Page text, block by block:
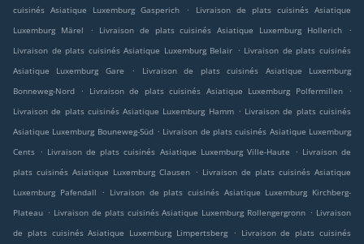
cuisinés Asiatique Luxemburg Gasperich
.
Livraison de plats cuisinés Asiatique
Luxemburg Märel
. Livraison de plats cuisinés Asiatique Luxemburg Hollerich
.
Livraison de plats cuisinés Asiatique Luxemburg Belair . Livraison de plats cuisinés
Asiatique Luxemburg Gare
.
Livraison de plats cuisinés Asiatique Luxemburg
Bonneweg-Nord
. Livraison de plats cuisinés Asiatique Luxemburg Polfermillen
.
Livraison de plats cuisinés Asiatique Luxemburg Hamm . Livraison de plats cuisinés
Asiatique Luxemburg Bouneweg-Süd . Livraison de plats cuisinés Asiatique Luxemburg
Cents . Livraison de plats cuisinés Asiatique Luxemburg Ville-Haute . Livraison de
plats cuisinés Asiatique Luxemburg Clausen . Livraison de plats cuisinés Asiatique
Luxemburg Pafendall
. Livraison de plats cuisinés Asiatique Luxemburg Kirchberg-
Plateau . Livraison de plats cuisinés Asiatique Luxemburg Rollengergronn . Livraison
de plats cuisinés Asiatique Luxemburg Limpertsberg
. Livraison de plats cuisinés